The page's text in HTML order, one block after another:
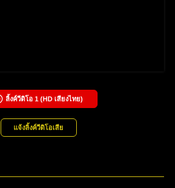
ลิ้งค์วีดิโอ1 (HD เสียงไทย)
แจ้งลิ้งค์วีดิโอเสีย